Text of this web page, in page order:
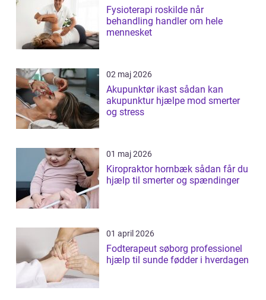
Fysioterapi roskilde når
behandling handler om hele
mennesket
02 maj 2026
Akupunktør ikast sådan kan
akupunktur hjælpe mod smerter
og stress
01 maj 2026
Kiropraktor hornbæk sådan får du
hjælp til smerter og spændinger
01 april 2026
Fodterapeut søborg professionel
hjælp til sunde fødder i hverdagen